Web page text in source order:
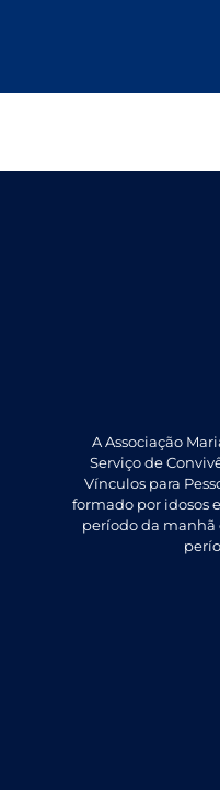
A Associação
Serviço de
Vínculos para
formado por idosos
período da